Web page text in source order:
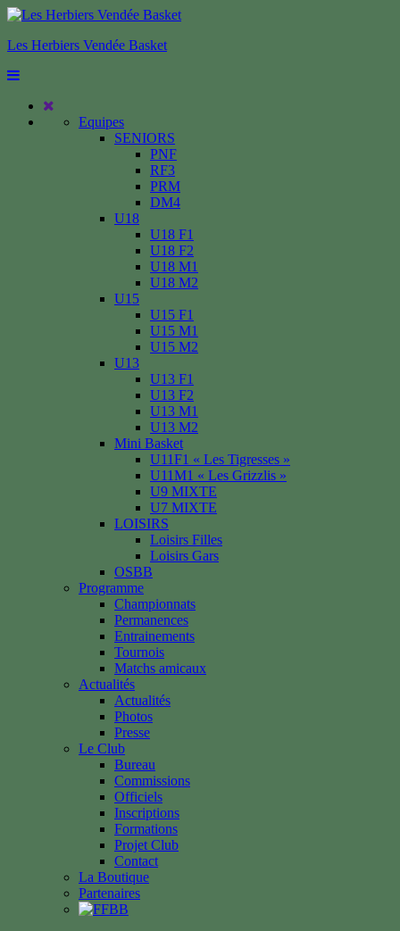
Les Herbiers Vendée Basket
Equipes
SENIORS
PNF
RF3
PRM
DM4
U18
U18 F1
U18 F2
U18 M1
U18 M2
U15
U15 F1
U15 M1
U15 M2
U13
U13 F1
U13 F2
U13 M1
U13 M2
Mini Basket
U11F1 « Les Tigresses »
U11M1 « Les Grizzlis »
U9 MIXTE
U7 MIXTE
LOISIRS
Loisirs Filles
Loisirs Gars
OSBB
Programme
Championnats
Permanences
Entrainements
Tournois
Matchs amicaux
Actualités
Actualités
Photos
Presse
Le Club
Bureau
Commissions
Officiels
Inscriptions
Formations
Projet Club
Contact
La Boutique
Partenaires